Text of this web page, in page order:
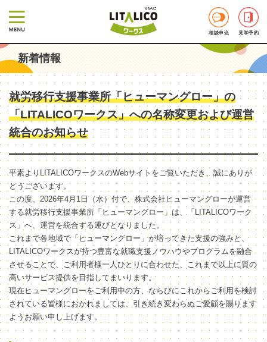
相談申込 見学予約
新着情報
就労移行支援事業所「ヒューマングロー」の
「LITALICOワークス」への名称変更および運営
統合のお知らせ
平素よりLITALICOワークスのWebサイトをご覧いただき、誠にありが
とうございます。
この度、2026年4月1日（水）付で、株式会社ヒューマングローが運営
する就労移行支援事業所「ヒューマングロー」は、「LITALICOワーク
ス」へ、運営を統合する運びとなりました。
これまで各地域で「ヒューマングロー」が培ってきた支援の強みと、
LITALICOワークスが持つ豊富な就職支援ノウハウやプログラムを融合
させることで、ご利用者様一人ひとりに合わせた、これまで以上に質の
高いサービス提供を目指してまいります。
現在ヒューマングローをご利用中の方、ならびにこれからご利用を検討
されている皆様におかれましては、引き続き変わらぬご愛顧を賜ります
ようお願い申し上げます。